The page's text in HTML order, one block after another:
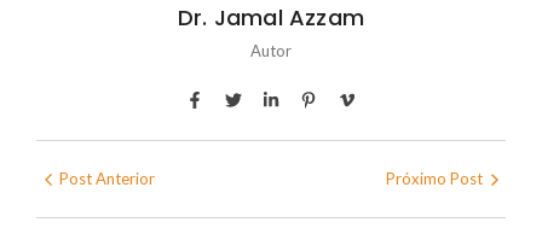
Dr. Jamal Azzam
Autor
Post Anterior Próximo Post